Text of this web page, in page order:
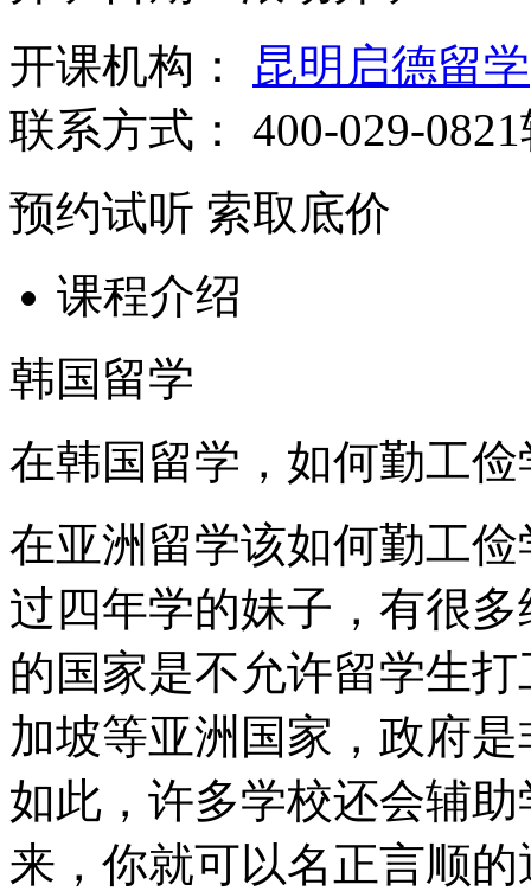
开课机构：
昆明启德留学
联系方式：
400-029-
预约试听 索取底价
课程介绍
韩国留学
在韩国留学，如何勤工俭
在亚洲留学该如何勤工
过四年学的妹子，有很
的国家是不允许留学生
加坡等亚洲国家，政府
如此，许多学校还会辅
来，你就可以名正言顺